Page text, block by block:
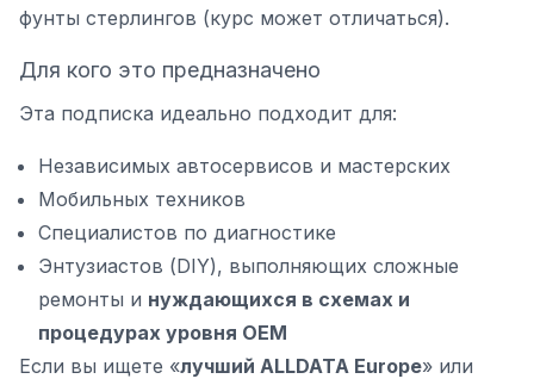
фунты стерлингов (курс может отличаться).
Для кого это предназначено
Эта подписка идеально подходит для:
Независимых автосервисов и мастерских
Мобильных техников
Специалистов по диагностике
Энтузиастов (DIY), выполняющих сложные
ремонты и нуждающихся в схемах и
процедурах уровня OEM
Если вы ищете «лучший ALLDATA Europe» или